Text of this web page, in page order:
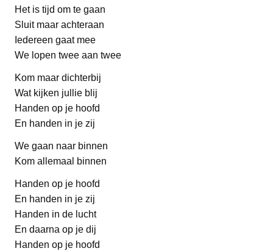
Het is tijd om te gaan
Sluit maar achteraan
Iedereen gaat mee
We lopen twee aan twee
Kom maar dichterbij
Wat kijken jullie blij
Handen op je hoofd
En handen in je zij
We gaan naar binnen
Kom allemaal binnen
Handen op je hoofd
En handen in je zij
Handen in de lucht
En daarna op je dij
Handen op je hoofd